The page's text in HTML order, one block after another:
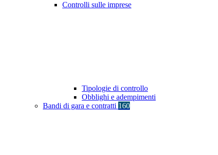
Controlli sulle imprese
Tipologie di controllo
Obblighi e adempimenti
Bandi di gara e contratti 160